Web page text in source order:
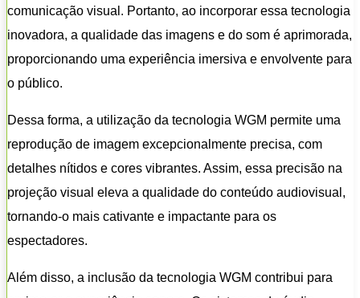
comunicação visual. Portanto, ao incorporar essa tecnologia
inovadora, a qualidade das imagens e do som é aprimorada,
proporcionando uma experiência imersiva e envolvente para
o público.
Dessa forma, a utilização da tecnologia WGM permite uma
reprodução de imagem excepcionalmente precisa, com
detalhes nítidos e cores vibrantes. Assim, essa precisão na
projeção visual eleva a qualidade do conteúdo audiovisual,
tornando-o mais cativante e impactante para os
espectadores.
Além disso, a inclusão da tecnologia WGM contribui para